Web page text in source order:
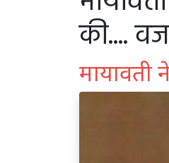
की....
मायावती